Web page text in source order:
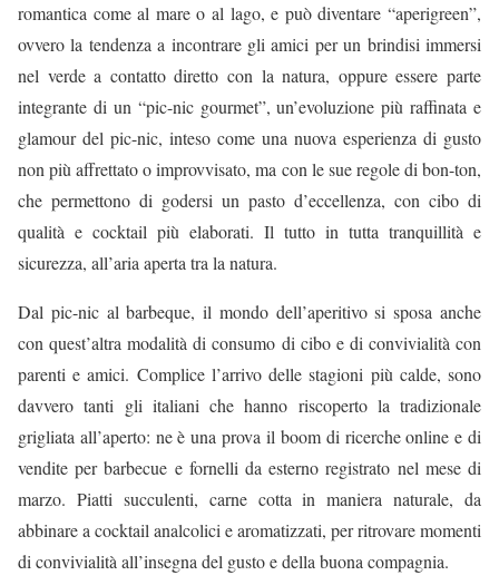
romantica come al mare o al lago, e può diventare “aperigreen”,
ovvero la tendenza a incontrare gli amici per un brindisi immersi
nel verde a contatto diretto con la natura, oppure essere parte
integrante di un “pic-nic gourmet”, un’evoluzione più raffinata e
glamour del pic-nic, inteso come una nuova esperienza di gusto
non più affrettato o improvvisato, ma con le sue regole di bon-ton,
che permettono di godersi un pasto d’eccellenza, con cibo di
qualità e cocktail più elaborati. Il tutto in tutta tranquillità e
sicurezza, all’aria aperta tra la natura.
Dal pic-nic al barbeque, il mondo dell’aperitivo si sposa anche
con quest’altra modalità di consumo di cibo e di convivialità con
parenti e amici. Complice l’arrivo delle stagioni più calde, sono
davvero tanti gli italiani che hanno riscoperto la tradizionale
grigliata all’aperto: ne è una prova il boom di ricerche online e di
vendite per barbecue e fornelli da esterno registrato nel mese di
marzo. Piatti succulenti, carne cotta in maniera naturale, da
abbinare a cocktail analcolici e aromatizzati, per ritrovare momenti
di convivialità all’insegna del gusto e della buona compagnia.